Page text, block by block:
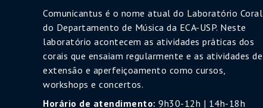
Comunicantus é o nome atual do Laboratório Coral
do Departamento de Música da ECA-USP. Neste
laboratório acontecem as atividades práticas dos
corais que ensaiam regularmente e as atividades de
extensão e aperfeiçoamento como cursos,
workshops e concertos.
Horário de atendimento: 9h30-12h | 14h-18h